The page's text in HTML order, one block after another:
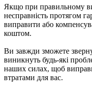
Якщо при правильному
несправність протягом
виправити або
коштом.
Ви завжди зможете
виникнуть будь-які
наших силах, щоб
втратами для вас.